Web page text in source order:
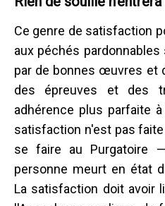
Ce genre de satisfaction
aux péchés
par de bonnes œuvres et
des épreuves et des
adhérence plus parfaite
satisfaction n'est pas
se faire au Purgatoire
personne meurt en état
La satisfaction doit avoir